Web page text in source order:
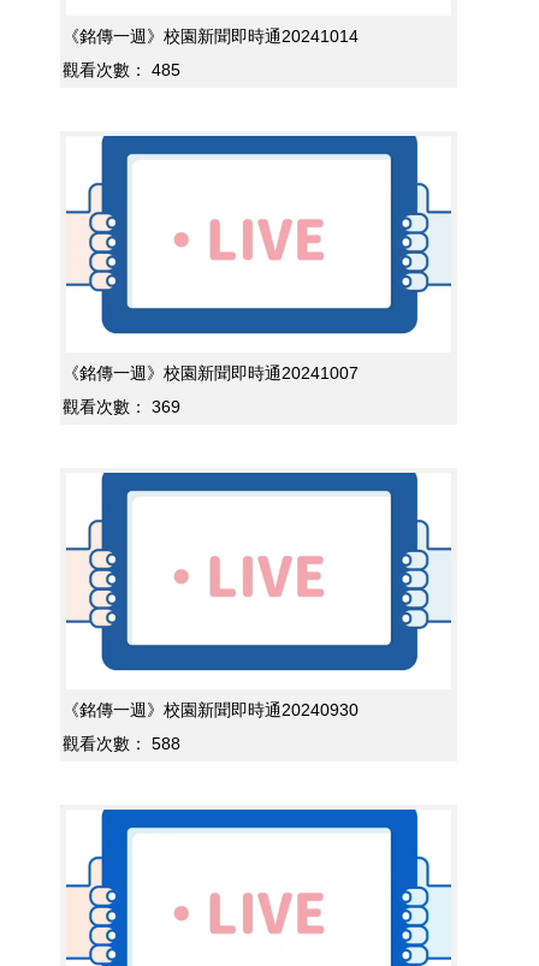
《銘傳一週》校園新聞即時通20241014
觀看次數：
485
《銘傳一週》校園新聞即時通20241007
觀看次數：
369
《銘傳一週》校園新聞即時通20240930
觀看次數：
588